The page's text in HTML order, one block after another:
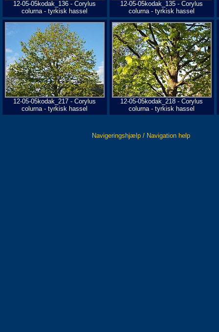
12-05-05kodak_136 - Corylus
colurna - tyrkisk hassel
12-05-05kodak_135 - Corylus
colurna - tyrkisk hassel
12-05-05kodak_217 - Corylus
colurna - tyrkisk hassel
12-05-05kodak_218 - Corylus
colurna - tyrkisk hassel
Navigeringshjælp / Navigation help